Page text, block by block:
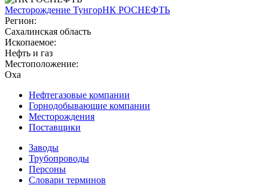
Месторождение ТунгорНК РОСНЕФТЬ
Регион:
Сахалинская область
Ископаемое:
Нефть и газ
Местоположение:
Оха
Нефтегазовые компании
Горнодобывающие компании
Месторождения
Поставщики
Заводы
Трубопроводы
Персоны
Словари терминов